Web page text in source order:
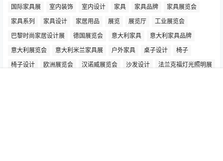
国际家具展
室内装饰 室内设计 家具 家具品牌
家具展览会
家具系列
家具设计 家居用品 展览 展览厅
工业展览会
巴黎时尚家居设计展
德国展览会 意大利家具
意大利家具品牌
意大利展览会
意大利米兰家具展 户外家具 桌子设计
椅子
椅子设计
欧洲展览会 汉诺威展览会 沙发设计
法兰克福灯光照明展